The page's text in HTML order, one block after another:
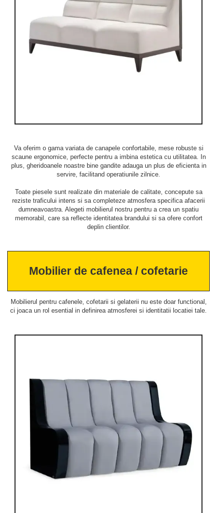
Va oferim o gama variata de canapele confortabile, mese robuste si
scaune ergonomice, perfecte pentru a imbina estetica cu utilitatea. In
plus, gheridoanele noastre bine gandite adauga un plus de eficienta in
servire, facilitand operatiunile zilnice.
Toate piesele sunt realizate din materiale de calitate, concepute sa
reziste traficului intens si sa completeze atmosfera specifica afacerii
dumneavoastra. Alegeti mobilierul nostru pentru a crea un spatiu
memorabil, care sa reflecte identitatea brandului si sa ofere confort
deplin clientilor.
Mobilier de cafenea / cofetarie
Mobilierul pentru cafenele, cofetarii si gelaterii nu este doar functional,
ci joaca un rol esential in definirea atmosferei si identitatii locatiei tale.